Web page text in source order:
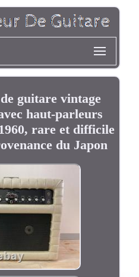
guitare vintage
haut-parleurs
rare et difficile
du Japon